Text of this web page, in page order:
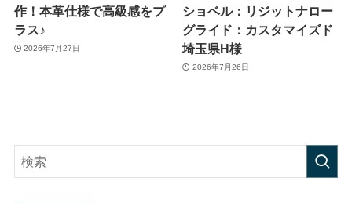
作！本革仕様で高級感をプ
ラス♪
2026年7月27日
ショベル：リジットナロー
グライド：カスタマイズド
埼玉県H様
2026年7月26日